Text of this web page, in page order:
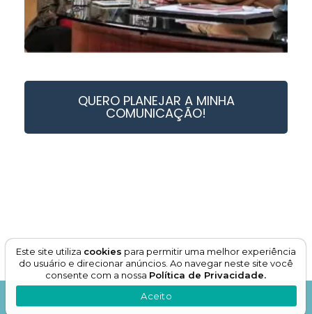
QUERO PLANEJAR A MINHA
COMUNICAÇÃO!
Este site utiliza cookies para permitir uma melhor experiência
do usuário e direcionar anúncios. Ao navegar neste site você
consente com a nossa Política de Privacidade.
Aceito